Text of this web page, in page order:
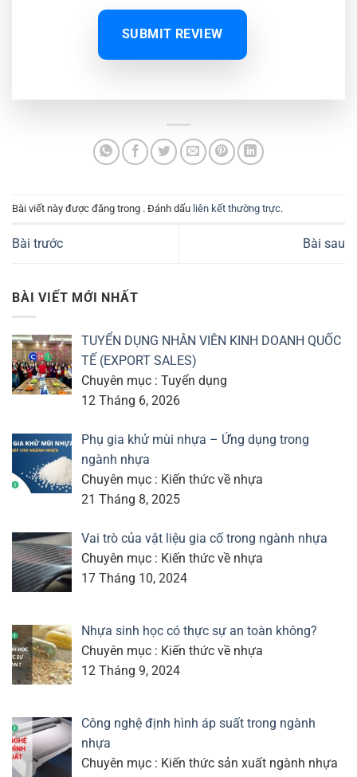
SUBMIT REVIEW
Bài viết này được đăng trong . Đánh dấu liên kết thường trực.
Bài trước Bài sau
BÀI VIẾT MỚI NHẤT
TUYỂN DỤNG NHÂN VIÊN KINH DOANH QUỐC
TẾ (EXPORT SALES)
Chuyên mục : Tuyển dụng
12 Tháng 6, 2026
Phụ gia khử mùi nhựa – Ứng dụng trong
ngành nhựa
Chuyên mục : Kiến thức về nhựa
21 Tháng 8, 2025
Vai trò của vật liệu gia cố trong ngành nhựa
Chuyên mục : Kiến thức về nhựa
17 Tháng 10, 2024
Nhựa sinh học có thực sự an toàn không?
Chuyên mục : Kiến thức về nhựa
12 Tháng 9, 2024
Công nghệ định hình áp suất trong ngành
nhựa
Chuyên mục : Kiến thức sản xuất ngành nhựa